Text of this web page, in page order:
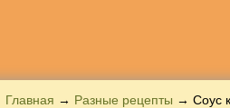
Главная → Разные рецепты → Соус